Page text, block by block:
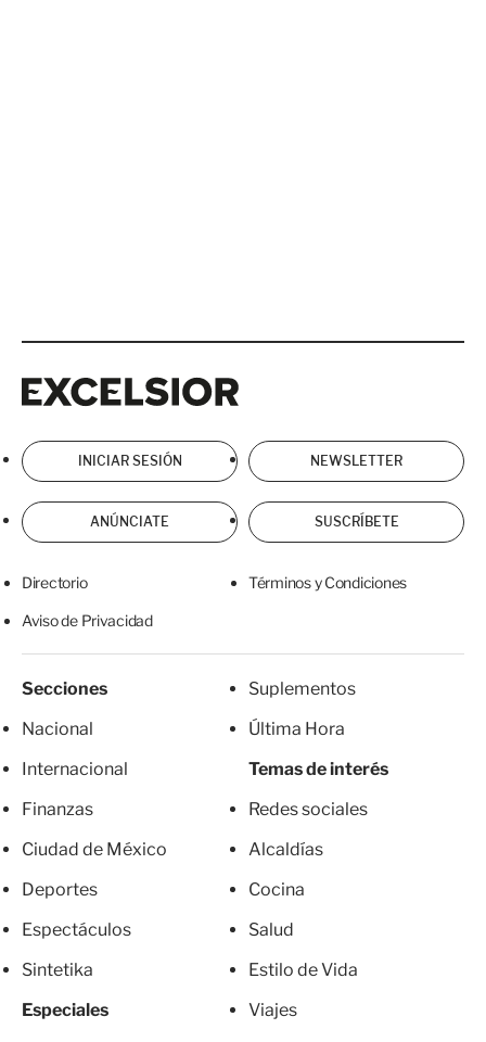
INICIAR SESIÓN NEWSLETTER
ANÚNCIATE SUSCRÍBETE
Directorio Términos y Condiciones
Aviso de Privacidad
Secciones
Nacional
Internacional
Finanzas
Ciudad de México
Deportes
Espectáculos
Sintetika
Especiales
Suplementos
Última Hora
Temas de interés
Redes sociales
Alcaldías
Cocina
Salud
Estilo de Vida
Viajes